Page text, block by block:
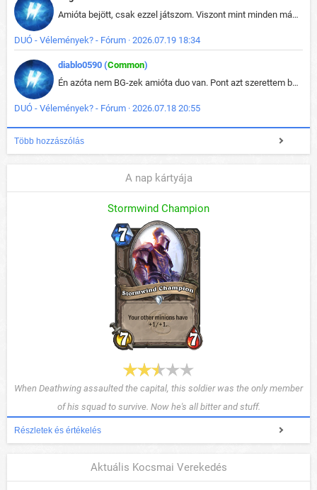
Amióta bejött, csak ezzel játszom. Viszont mint minden más - akár az alapjáték is, ez is baromira összetett lett. Néha már pár kör után is esélytelen az egész. Vagy irreállisan túltápol valaki, vagy lelép a partner, vagy csak hülye mint a segg. És amikor eljönne az én időm, na akkor jön el mindenki másé is. Engem jobban érdekelne, hogy ki milyen ratingen szokott játszani. Na ez lenne egy érdekes adat.
DUÓ - Vélemények? - Fórum · 2026.07.19 18:34
diablo0590 (Common)
Én azóta nem BG-zek amióta duo van. Pont azt szerettem benne, hogy rajtam múlik mi történik, nem pedig a társamon. Kérem vissza a régi BG-t :D
DUÓ - Vélemények? - Fórum · 2026.07.18 20:55
Több hozzászólás
A nap kártyája
Stormwind Champion
When Deathwing assaulted the capital, this soldier was the only member
of his squad to survive. Now he's all bitter and stuff.
Részletek és értékelés
Aktuális Kocsmai Verekedés